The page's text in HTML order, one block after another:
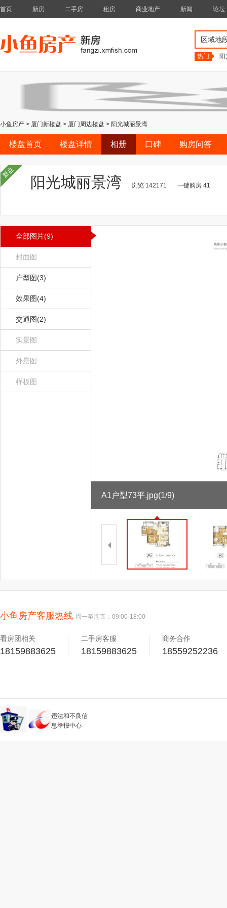
首页 新房 二手房 租房 商业地产 新闻 论坛
区域地
热门
小鱼房产 > 厦门新楼盘 > 厦门周边楼盘 > 阳光城丽景湾
楼盘首页 楼盘详情 相册 口碑 购房问答
新盘
阳光城丽景湾 浏览 142171 一键购房 41
全部图片(9)
封面图
户型图(3)
效果图(4)
交通图(2)
实景图
外景图
样板图
A1户型73平.jpg(1/9)
小鱼房产客服热线 周一至周五：09:00-18:00
看房团相关
18159883625
二手房客服
18159883625
商务合作
18559252236
违法和不良信
息举报中心